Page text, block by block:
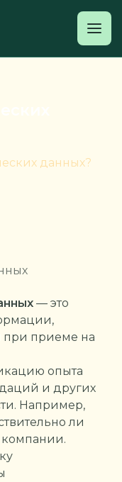
данных?
— это
при приеме на
опыта
и других
Например,
ли
компании.